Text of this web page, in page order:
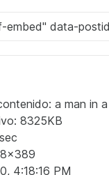
a man in
8325KB
4:18:16 PM